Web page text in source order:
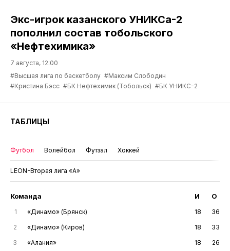
Экс-игрок казанского УНИКСа-2
пополнил состав тобольского
«Нефтехимика»
7 августа, 12:00
#Высшая лига по баскетболу #Максим Слободин
#Кристина Бэсс #БК Нефтехимик (Тобольск) #БК УНИКС-2
ТАБЛИЦЫ
Футбол Волейбол Футзал Хоккей
LEON-Вторая лига «А»
Команда И О
1 «Динамо» (Брянск) 18
36
2
«Динамо» (Киров) 18
33
3
«Алания» 18
26